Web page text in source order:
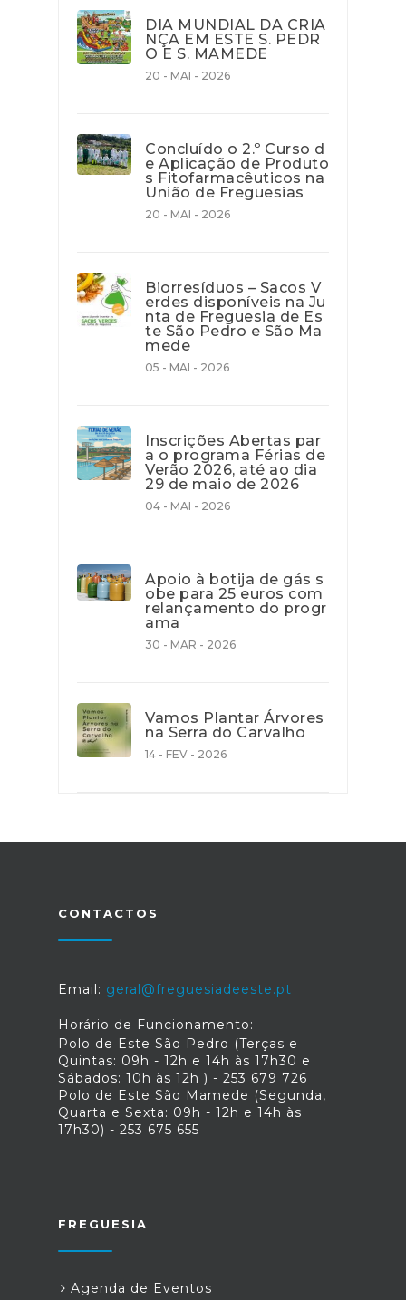
DIA MUNDIAL DA CRIA
NÇA EM ESTE S. PEDR
O E S. MAMEDE
20 - MAI - 2026
Concluído o 2.º Curso d
e Aplicação de Produto
s Fitofarmacêuticos na
União de Freguesias
20 - MAI - 2026
Biorresíduos – Sacos V
erdes disponíveis na Ju
nta de Freguesia de Es
te São Pedro e São Ma
mede
05 - MAI - 2026
Inscrições Abertas par
a o programa Férias de
Verão 2026, até ao dia
29 de maio de 2026
04 - MAI - 2026
Apoio à botija de gás s
obe para 25 euros com
relançamento do progr
ama
30 - MAR - 2026
Vamos Plantar Árvores
na Serra do Carvalho
14 - FEV - 2026
CONTACTOS
Email: geral@freguesiadeeste.pt
Horário de Funcionamento:
Polo de Este São Pedro (Terças e
Quintas: 09h - 12h e 14h às 17h30 e
Sábados: 10h às 12h ) - 253 679 726
Polo de Este São Mamede (Segunda,
Quarta e Sexta: 09h - 12h e 14h às
17h30) - 253 675 655
FREGUESIA
Agenda de Eventos